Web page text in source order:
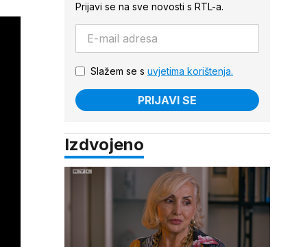
Prijavi se na sve novosti s RTL-a.
Slažem se s uvjetima korištenja.
PRIJAVI SE
Izdvojeno